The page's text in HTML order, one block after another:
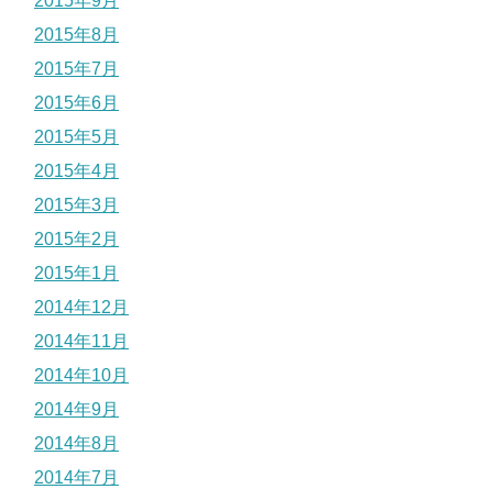
2015年8月
2015年7月
2015年6月
2015年5月
2015年4月
2015年3月
2015年2月
2015年1月
2014年12月
2014年11月
2014年10月
2014年9月
2014年8月
2014年7月